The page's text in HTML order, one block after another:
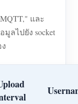
และ
ลไปยัง socket